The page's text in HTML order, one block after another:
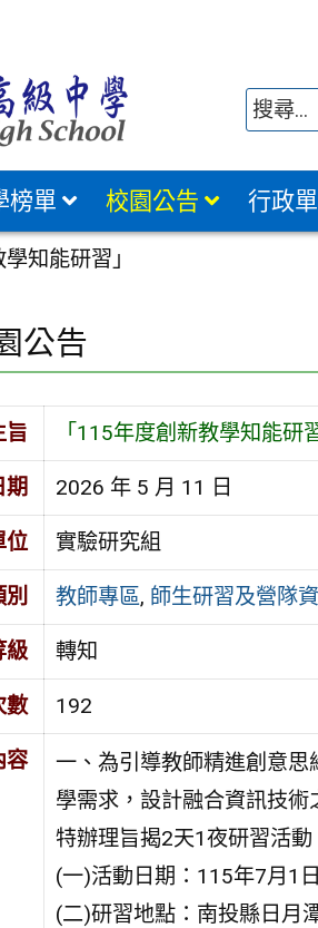
榜單 校園公告 行政
知能研習」
公告
旨 「115年度創新教學知能研習
期 2026 年 5 月 11 日
位 實驗研究組
教師專區, 師生研習及營隊
級 轉知
數 192
容
一、為引導教師精進創意
學需求，設計融合資訊技術
特辦理旨揭2天1夜研習活動
(一)活動日期：115年7月1
(二)研習地點：南投縣日月